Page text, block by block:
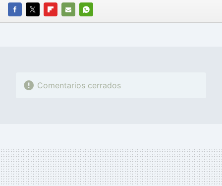
FACEBOOK
TWITTERFLIPBOARD
E-
WHATSAPP
Comentarios cerrados